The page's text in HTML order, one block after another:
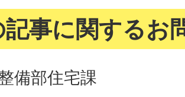
記事に関するお
備部住宅課